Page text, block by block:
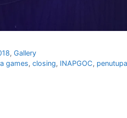
, Gallery
games,closing, INAPGOC,